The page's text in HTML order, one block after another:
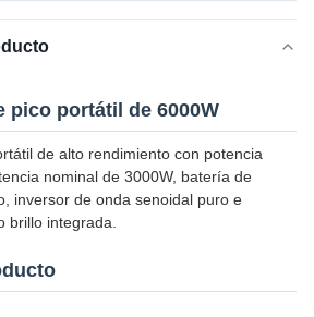
pico portátil de 6000W
de alto rendimiento con potencia
nominal de 3000W, batería de
inversor de onda senoidal puro e
brillo integrada.